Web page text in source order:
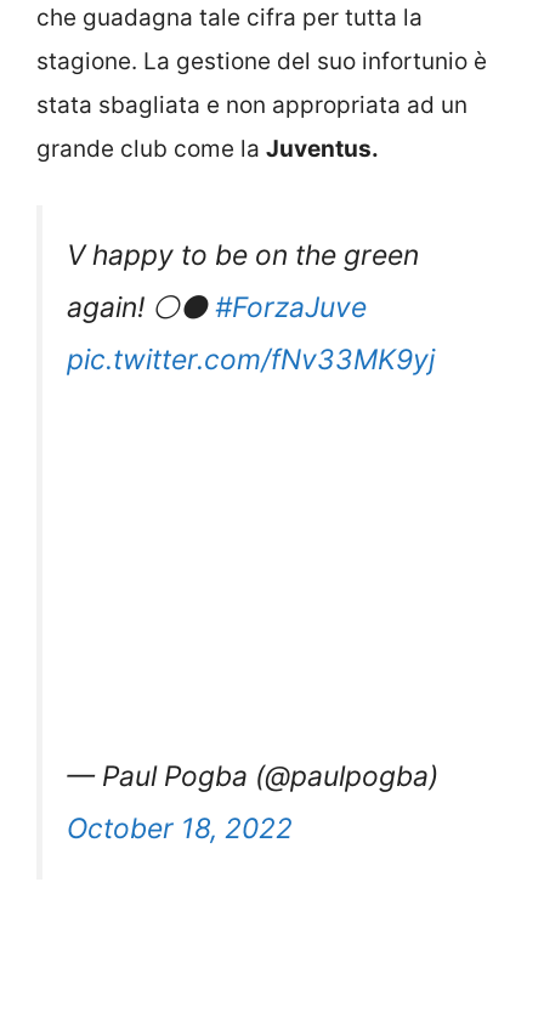
che guadagna tale cifra per tutta la
stagione. La gestione del suo infortunio è
stata sbagliata e non appropriata ad un
grande club come la Juventus.
V happy to be on the green
again! ⚪⚫#ForzaJuve
pic.twitter.com/fNv33MK9yj
— Paul Pogba (@paulpogba)
October 18, 2022